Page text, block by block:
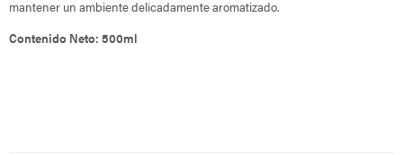
mantener un ambiente delicadamente aromatizado.
Contenido Neto: 500ml